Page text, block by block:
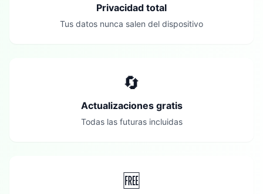
Privacidad total
Tus datos nunca salen del dispositivo
🔄
Actualizaciones gratis
Todas las futuras incluidas
🆓